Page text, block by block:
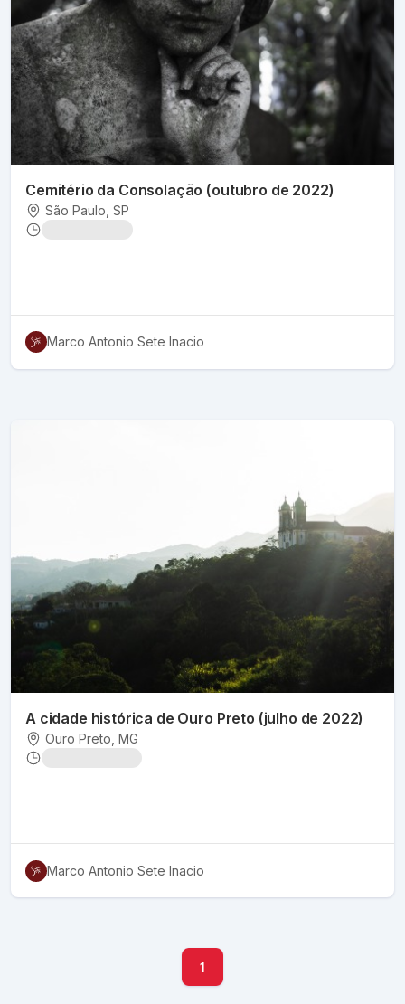
Cemitério da Consolação (outubro de 2022)
São Paulo , SP
Marco Antonio Sete Inacio
A cidade histórica de Ouro Preto (julho de 2022)
Ouro Preto , MG
Marco Antonio Sete Inacio
1